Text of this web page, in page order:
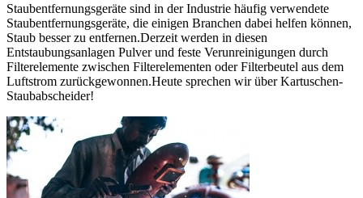
Staubentfernungsgeräte sind in der Industrie häufig verwendete
Staubentfernungsgeräte, die einigen Branchen dabei helfen können,
Staub besser zu entfernen.Derzeit werden in diesen
Entstaubungsanlagen Pulver und feste Verunreinigungen durch
Filterelemente zwischen Filterelementen oder Filterbeutel aus dem
Luftstrom zurückgewonnen.Heute sprechen wir über Kartuschen-
Staubabscheider!